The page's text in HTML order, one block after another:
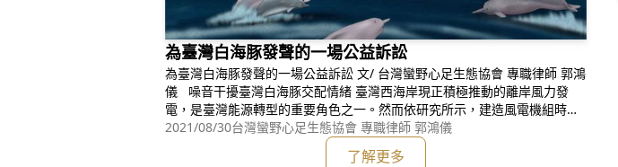
為臺灣白海豚發聲的一場公益訴訟
為臺灣白海豚發聲的一場公益訴訟 文/ 台灣蠻野心足生態協會 專職律師 郭鴻
儀 噪音干擾臺灣白海豚交配情緒 臺灣西海岸現正積極推動的離岸風力發
電，是臺灣能源轉型的重要角色之一。然而依研究所示，建造風電機組時的
打樁噪音，對於海洋生態將造成衝擊，尤其是鯨豚，巨大的噪音會造成其生
存上的威脅。臺灣西海岸，一直以來都是臺灣白海豚的重要且唯一的棲息環
2021/08/30台灣蠻野心足生態協會 專職律師 郭鴻儀
了解更多